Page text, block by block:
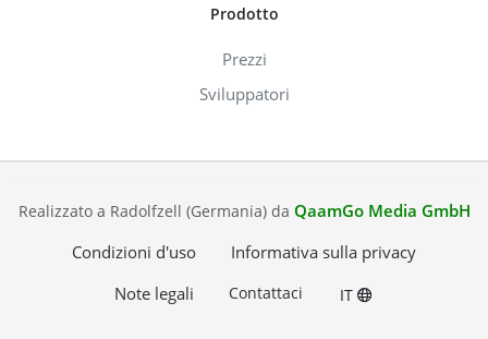
Prodotto
Prezzi
Sviluppatori
Realizzato a Radolfzell (Germania) da QaamGo Media GmbH
Condizioni d'uso
Informativa sulla privacy
Note legali
Contattaci IT